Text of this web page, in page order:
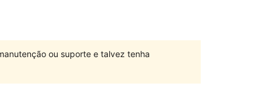
ou suporte e talvez tenha